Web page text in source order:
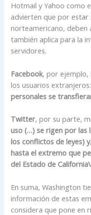
Hotmail y Yahoo como
advierten que por
norteamericano, deben
también aplica para la
servidores.
Facebook, por ejemplo,
los usuarios
personales se
Twitter, por su parte,
uso (…) se rigen por las
los conflictos de leyes)
hasta el extremo que
del Estado de
En suma, Washington
información de estas
considera que pone en